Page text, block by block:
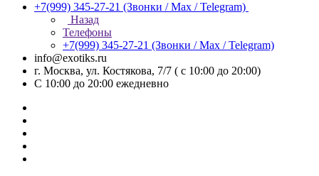
+7(999) 345-27-21 (Звонки / Max / Telegram)
Назад
Телефоны
+7(999) 345-27-21 (Звонки / Max / Telegram)
info@exotiks.ru
г. Москва, ул. Костякова, 7/7 ( с 10:00 до 20:00)
С 10:00 до 20:00 ежедневно